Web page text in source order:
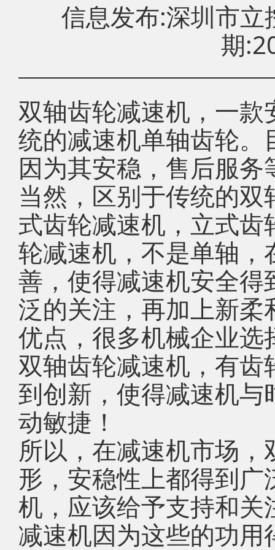
信息发布:深圳市
期
双轴齿轮减速机，一
统的减速机单轴齿轮
因为其安稳，售后服
当然，区别于传统的
式齿轮减速机，立式
轮减速机，不是单轴
善，使得减速机安全
泛的关注，再加上新
优点，很多机械企业选
双轴齿轮减速机，有
到创新，使得减速机
动敏捷！
所以，在减速机市场
形，安稳性上都得到
机，应该给予支持和
减速机因为这些的功